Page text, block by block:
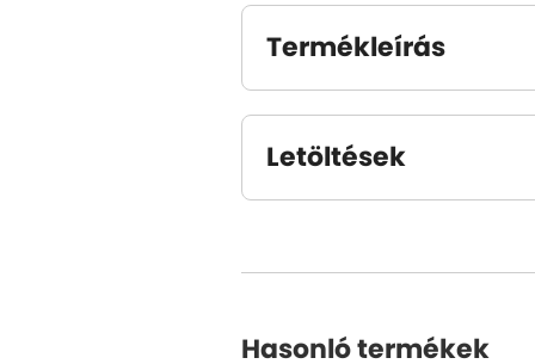
Termékleírás
Letöltések
Hasonló termékek